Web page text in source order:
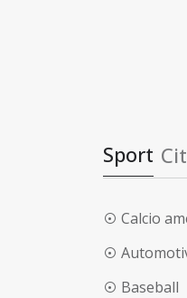
Sport
Calcio
Baseball